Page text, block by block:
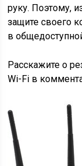
руку. Поэтому,
защите своего
в
Расскажите о
Wi-Fi в